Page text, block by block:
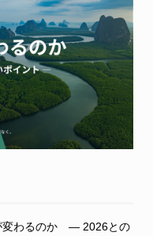
変わるのか ― 2026との